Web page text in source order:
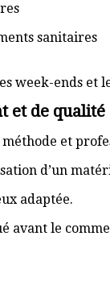
sanitaires
week-ends et
et de qualité
et
d’un
adaptée.
avant le